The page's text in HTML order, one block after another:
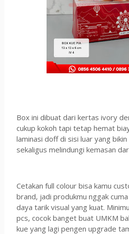
Box ini dibuat dari kertas ivory
cukup kokoh tapi tetap hemat
laminasi doff di sisi luar yang
sekaligus melindungi kemasan
Cetakan full colour bisa kamu
brand, jadi produkmu nggak
daya tarik visual yang kuat.
pcs, cocok banget buat UMKM
kue yang lagi pengen upgrade